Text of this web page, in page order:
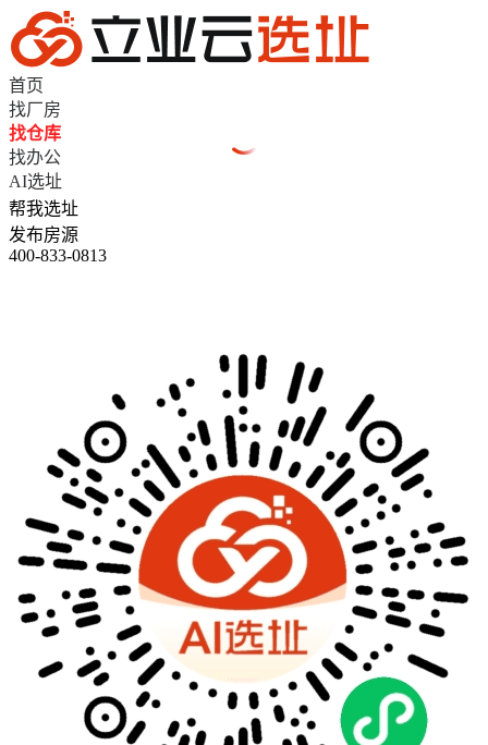
首页
找厂房
找仓库
找办公
AI选址
帮我选址
发布房源
400-833-0813